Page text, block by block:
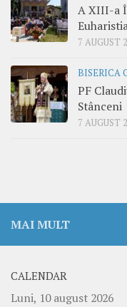
A XIII-a
7 AUGUST
BISERICA
PF
Stânceni
7 AUGUST
MAI MULT
CALENDAR
Luni, 10 august 2026